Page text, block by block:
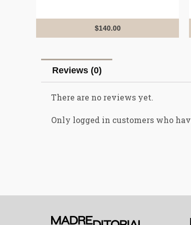
of
$140.00
Reviews (0)
There are no reviews yet.
Only logged in customers who